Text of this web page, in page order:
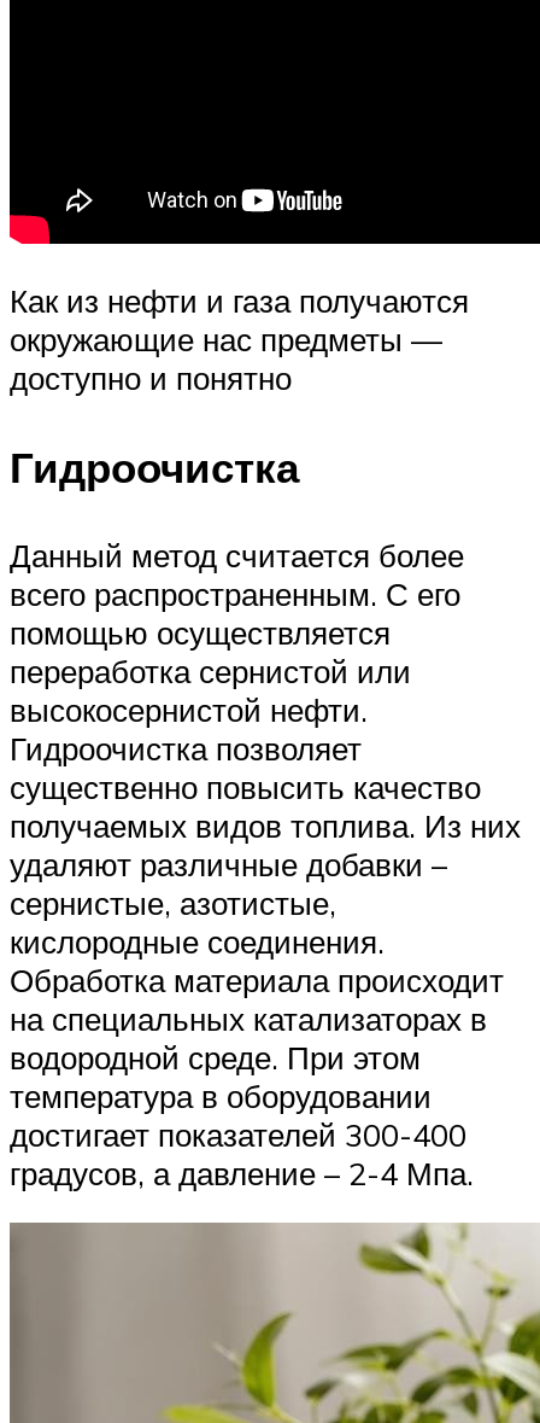
Как из нефти и газа получаются
окружающие нас предметы —
доступно и понятно
Гидроочистка
Данный метод считается более
всего распространенным. С его
помощью осуществляется
переработка сернистой или
высокосернистой нефти.
Гидроочистка позволяет
существенно повысить качество
получаемых видов топлива. Из них
удаляют различные добавки –
сернистые, азотистые,
кислородные соединения.
Обработка материала происходит
на специальных катализаторах в
водородной среде. При этом
температура в оборудовании
достигает показателей 300-400
градусов, а давление – 2-4 Мпа.